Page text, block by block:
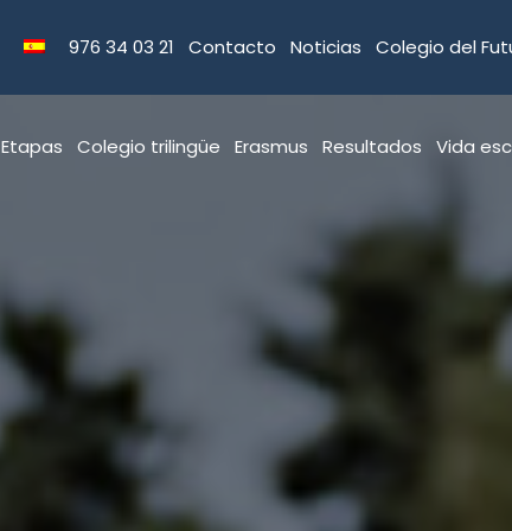
976 34 03 21 Contacto Noticias Colegio del
Etapas Colegio trilingüe Erasmus Resultados Vida